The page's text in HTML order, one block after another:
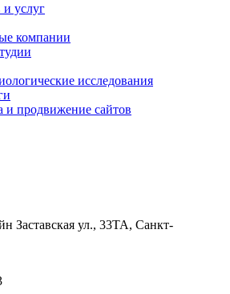
услуг
компании
исследования
и продвижение сайтов
Заставская ул., 33ТА, Санкт-